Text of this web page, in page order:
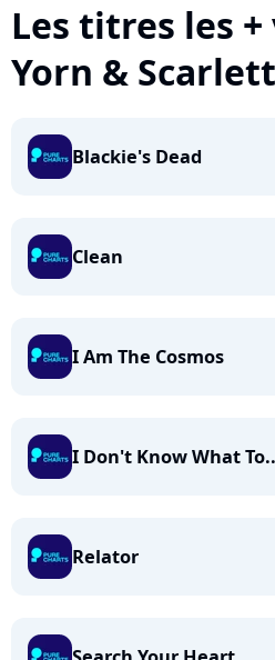
Les titres les +
Yorn &
Blackie's Dead
Clean
I Am The Cosmos
I Don't Know What
Relator